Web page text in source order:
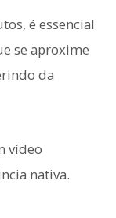
é essencial
se aproxime
da
vídeo
nativa.